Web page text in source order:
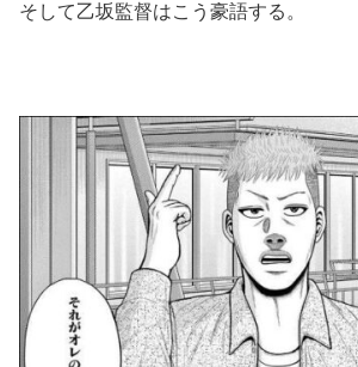
そして乙坂監督はこう豪語する。